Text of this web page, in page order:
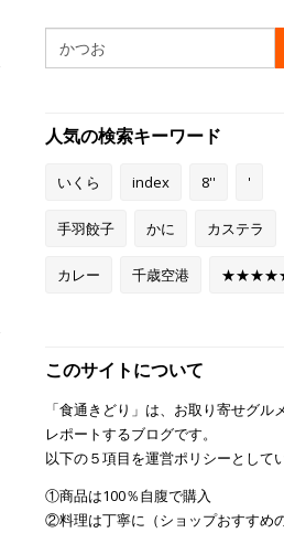
索:
人気の検索キーワード
いくら index 8'' '
手羽餃子 かに カステラ
カレー 千歳空港
このサイトについて
「食通きどり」は、お取り寄せグル
レポートするブログです。
以下の５項目を運営ポリシーとして
①商品は100％自腹で購入
②料理は丁寧に（ショップおすすめ